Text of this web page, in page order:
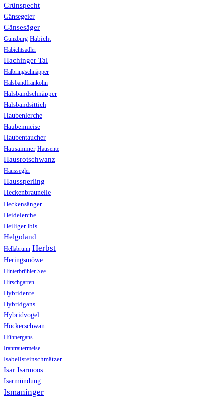
Grünspecht
Gänsegeier
Gänsesäger
Günzburg Habicht
Habichtsadler
Hachinger Tal
Halbringschnäpper
Halsbandfrankolin
Halsbandschnäpper
Halsbandsittich
Haubenlerche
Haubenmeise
Haubentaucher
Hausammer Hausente
Hausrotschwanz
Haussegler
Haussperling
Heckenbraunelle
Heckensänger
Heidelerche
Heiliger Ibis
Helgoland
Hellabrunn Herbst
Heringsmöwe
Hinterbrühler See
Hirschgarten
Hybridente
Hybridgans
Hybridvogel
Höckerschwan
Hühnergans
Irantrauermeise
Isabellsteinschmätzer
Isar Isarmoos
Isarmündung
Ismaninger